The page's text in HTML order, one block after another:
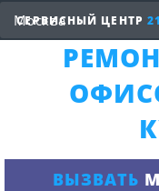
СЕРВИСНЫЙ ЦЕНТР 21
ВЫЗВАТЬ